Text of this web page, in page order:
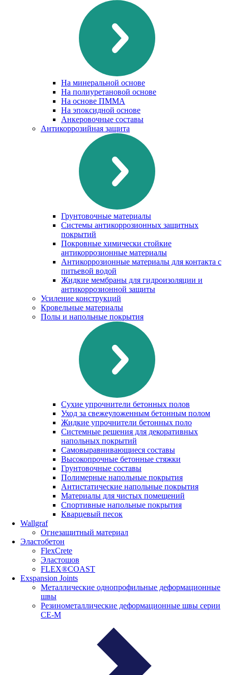
На минеральной основе
На полиуретановой основе
На основе ПММА
На эпоксидной основе
Анкеровочные составы
Антикоррозийная защита
Грунтовочные материалы
Системы антикоррозионных защитных
покрытий
Покровные химически стойкие
антикоррозионные материалы
Антикоррозионные материалы для контакта с
питьевой водой
Жидкие мембраны для гидроизоляции и
антикоррозионной защиты
Усиление конструкций
Кровельные материалы
Полы и напольные покрытия
Сухие упрочнители бетонных полов
Уход за свежеуложенным бетонным полом
Жидкие упрочнители бетонных поло
Системные решения для декоративных
напольных покрытий
Самовыравнивающиеся составы
Высокопрочные бетонные стяжки
Грунтовочные составы
Полимерные напольные покрытия
Антистатические напольные покрытия
Материалы для чистых помещений
Спортивные напольные покрытия
Кварцевый песок
Wallgraf
Огнезащитный материал
Эластобетон
FlexCrete
Эластошов
FLEX®COAST
Exspansion Joints
Металлические однопрофильные деформационные
швы
Резинометаллические деформационные швы серии
СЕ-М